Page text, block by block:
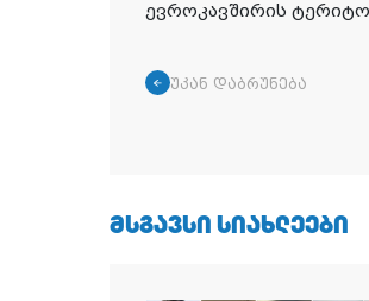
ევროკავშირის
უკან დაბრუნება
ᲛᲡᲒᲐᲕᲡᲘ ᲡᲘᲐᲮᲚᲔᲔᲑᲘ